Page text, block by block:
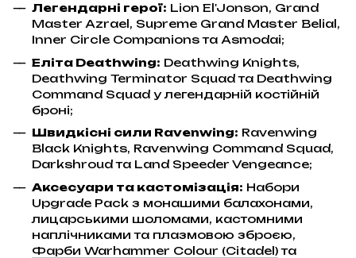
Легендарні герої: Lion El'Jonson, Grand
Master Azrael, Supreme Grand Master Belial,
Inner Circle Companions та Asmodai;
Еліта Deathwing: Deathwing Knights,
Deathwing Terminator Squad та Deathwing
Command Squad у легендарній костійній
броні;
Швидкісні сили Ravenwing: Ravenwing
Black Knights, Ravenwing Command Squad,
Darkshroud та Land Speeder Vengeance;
Аксесуари та кастомізація: Набори
Upgrade Pack з монашими балахонами,
лицарськими шоломами, кастомними
наплічниками та плазмовою зброєю,
Фарби Warhammer Colour (Citadel)та